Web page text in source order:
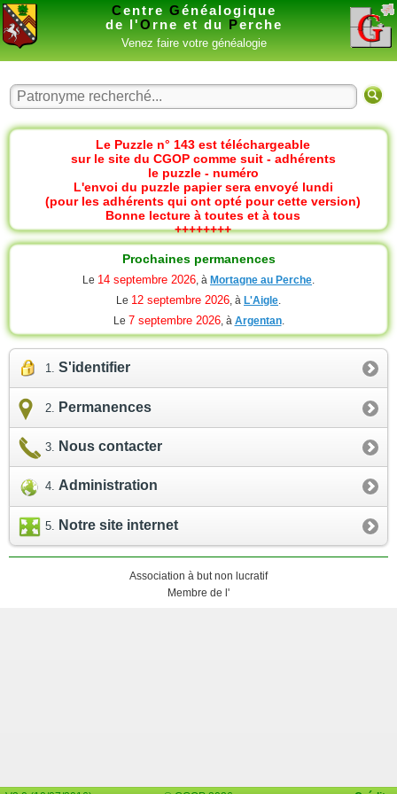
Centre Généalogique
de l'O rne et du Perche
Venez faire votre généalogie
Le Puzzle n° 143 est téléchargeable
sur le site du CGOP comme suit - adhérents
le puzzle - numéro
L'envoi du puzzle papier sera envoyé lundi
(pour les adhérents qui ont opté pour cette version)
Bonne lecture à toutes et à tous
++++++++
Prochaines permanences
Le 14 septembre 2026, à Mortagne au Perche.
Le 12 septembre 2026, à L'Aigle.
Le 7 septembre 2026, à Argentan.
S'identifier
Permanences
Nous contacter
Administration
Notre site internet
Association à but non lucratif
Membre de l'